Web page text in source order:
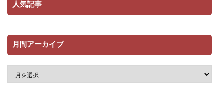
人気記事
月間アーカイブ